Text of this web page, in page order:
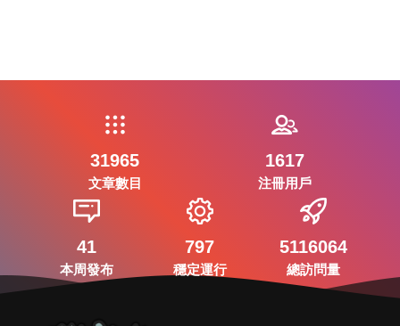
31965
文章數目
1617
注冊用戶
41
本周發布
797
穩定運行
5116064
總訪問量